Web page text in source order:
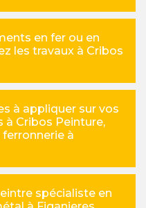
en fer ou en
les travaux à Cribos
à appliquer sur vos
à Cribos Peinture,
à
spécialiste en